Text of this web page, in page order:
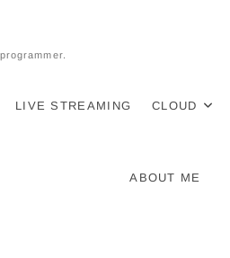
LIVE STREAMING CLOUD
ABOUT ME